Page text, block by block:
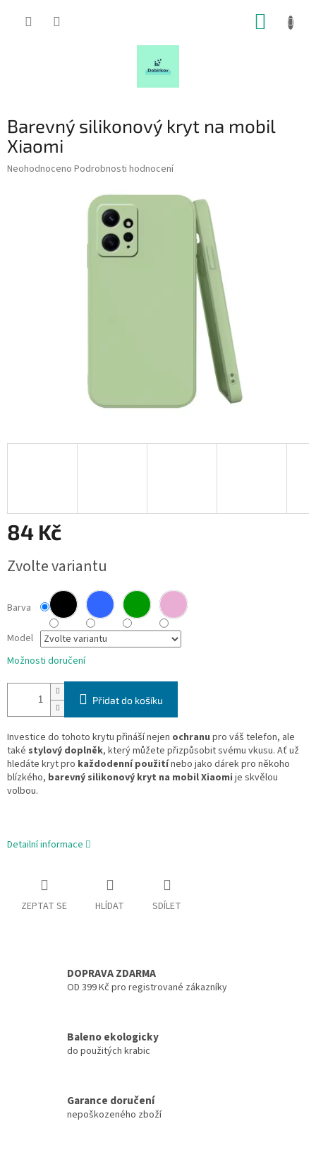
Barevný silikonový kryt na mobil
Xiaomi
Průměrné
Neohodnoceno Podrobnosti hodnocení
84 Kč
cena:
Zvolte variantu
Barva
Model
Možnosti doručení
Přidat do košíku
Investice do tohoto krytu přináší nejen ochranu pro váš telefon, ale
také stylový doplněk, který můžete přizpůsobit svému vkusu. Ať už
hledáte kryt pro každodenní použitínebo jako dárek pro někoho
blízkého, barevný silikonový kryt na mobil Xiaomi je skvělou
volbou.
Detailní informace
ZEPTAT SE HLÍDAT SDÍLET
DOPRAVA ZDARMA
OD 399 Kč pro registrované zákazníky
Baleno ekologicky
do použitých krabic
Garance doručení
nepoškozeného zboží